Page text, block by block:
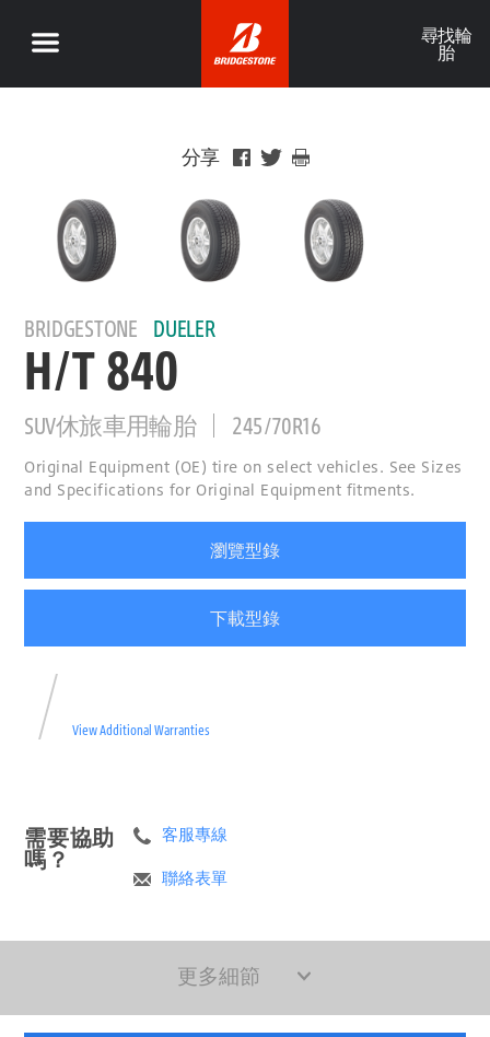
尋找輪
胎
分享
BRIDGESTONE DUELER
H/T 840
SUV休旅車用輪胎 245/70R16
Original Equipment (OE) tire on select vehicles. See Sizes
and Specifications for Original Equipment fitments.
瀏覽型錄
下載型錄
View Additional Warranties
需要協助
嗎？
客服專線
聯絡表單
更多細節